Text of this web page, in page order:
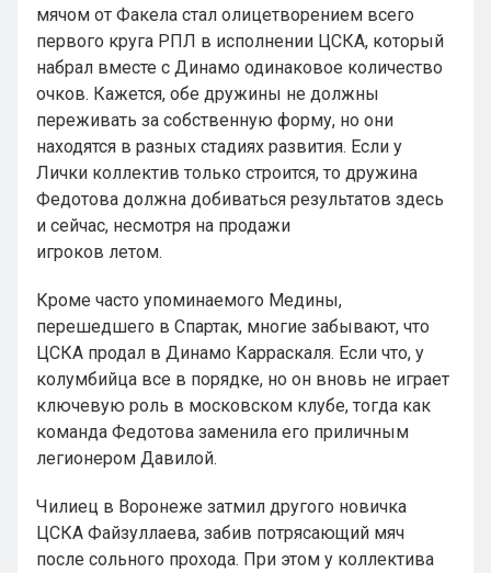
мячом от Факела стал олицетворением всего
первого круга РПЛ в исполнении ЦСКА, который
набрал вместе с Динамо одинаковое количество
очков. Кажется, обе дружины не должны
переживать за собственную форму, но они
находятся в разных стадиях развития. Если у
Лички коллектив только строится, то дружина
Федотова должна добиваться результатов здесь
и сейчас, несмотря на продажи
игроков летом.
Кроме часто упоминаемого Медины,
перешедшего в Спартак, многие забывают, что
ЦСКА продал в Динамо Карраскаля. Если что, у
колумбийца все в порядке, но он вновь не играет
ключевую роль в московском клубе, тогда как
команда Федотова заменила его приличным
легионером Давилой.
Чилиец в Воронеже затмил другого новичка
ЦСКА Файзуллаева, забив потрясающий мяч
после сольного прохода. При этом у коллектива